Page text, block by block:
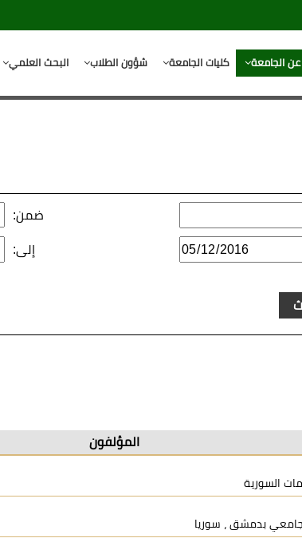
عن الجامعة كليات الجامعة شؤون الطلاب البحث العلمي
ضمن:
إلى:
المؤلفون
السورية
بدمشق ، سوريا